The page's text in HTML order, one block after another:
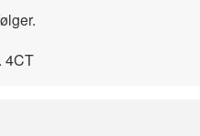
4CT